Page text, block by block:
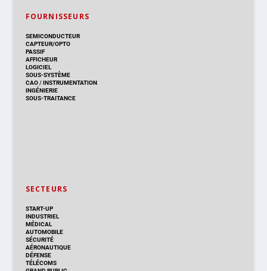
FOURNISSEURS
SEMICONDUCTEUR
CAPTEUR/OPTO
PASSIF
AFFICHEUR
LOGICIEL
SOUS-SYSTÈME
CAO/INSTRUMENTATION
INGÉNIERIE
SOUS-TRAITANCE
SECTEURS
START-UP
INDUSTRIEL
MÉDICAL
AUTOMOBILE
SÉCURITÉ
AÉRONAUTIQUE
DÉFENSE
TÉLÉCOMS